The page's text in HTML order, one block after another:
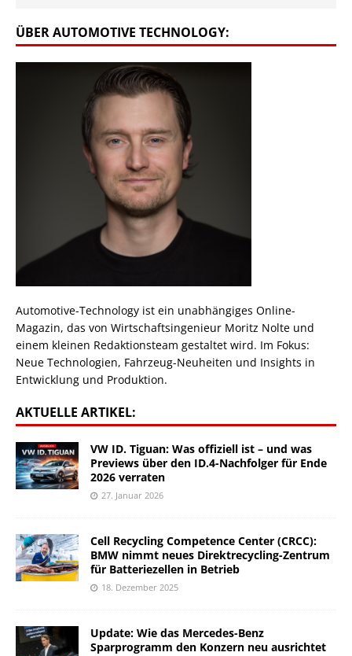
ÜBER AUTOMOTIVE TECHNOLOGY:
Automotive-Technology ist ein unabhängiges Online-
Magazin, das von Wirtschaftsingenieur Moritz Nolte und
einem kleinen Redaktionsteam gestaltet wird. Im Fokus:
Neue Technologien, Fahrzeug-Neuheiten und Insights in
Entwicklung und Produktion.
AKTUELLE ARTIKEL:
VW ID. Tiguan: Was offiziell ist – und was
Previews über den ID.4-Nachfolger für Ende
2026 verraten
27. Januar 2026
Cell Recycling Competence Center (CRCC):
BMW nimmt neues Direktrecycling-Zentrum
für Batteriezellen in Betrieb
18. Dezember 2025
Update: Wie das Mercedes-Benz
Sparprogramm den Konzern neu ausrichtet